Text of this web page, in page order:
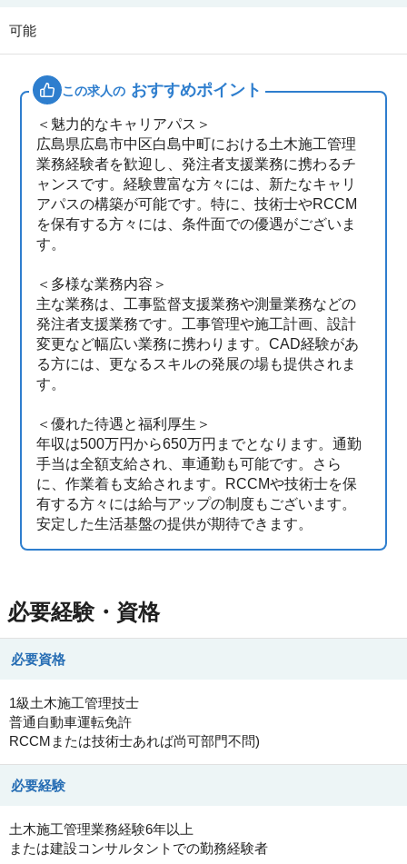
可能
この求人の おすすめポイント
＜魅力的なキャリアパス＞
広島県広島市中区白島中町における土木施工管理
業務経験者を歓迎し、発注者支援業務に携わるチ
ャンスです。経験豊富な方々には、新たなキャリ
アパスの構築が可能です。特に、技術士やRCCM
を保有する方々には、条件面での優遇がございま
す。
＜多様な業務内容＞
主な業務は、工事監督支援業務や測量業務などの
発注者支援業務です。工事管理や施工計画、設計
変更など幅広い業務に携わります。CAD経験があ
る方には、更なるスキルの発展の場も提供されま
す。
＜優れた待遇と福利厚生＞
年収は500万円から650万円までとなります。通勤
手当は全額支給され、車通勤も可能です。さら
に、作業着も支給されます。RCCMや技術士を保
有する方々には給与アップの制度もございます。
安定した生活基盤の提供が期待できます。
必要経験・資格
必要資格
1級土木施工管理技士
普通自動車運転免許
RCCMまたは技術士あれば尚可部門不問)
必要経験
土木施工管理業務経験6年以上
または建設コンサルタントでの勤務経験者